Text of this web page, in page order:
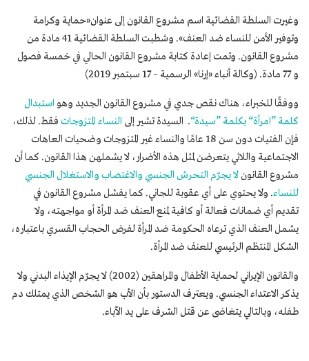
وغيرت السلطة القضائية اسم مشروع القانون إلى عنوان«حماية وكرامة
وتوفير الأمن للنساء ضد العنف». وشطبت السلطة القضائية 41 مادة من
مشروع القانون. وتمت إعادة كتابة مشروع القانون الحالي في خمسة فصول
و 77 مادة. (وكالة أنباء «إرنا» الرسمية – 17 سبتمبر 2019)
ووفقًا للخبراء، هناك نقص جدي في مشروع القانون الجديد وهواستبدال
كلمة ”امرأة“ بكلمة ”سيدة“. السيدة تشير إلىالنساء المتزوجاتفقط. لذلك،
فإن الفتيات دون سن 18 عامًا والنساء غير المتزوجات وضحيات العاهات
الاجتماعية واللائي يتعرضن لمثل هذه الأضرار، لا يشملهن هذا القانون. كما أن
مشروع القانونلا يجرّم التحرش الجنسي والاغتصاب والاستغلال الجنسي
للنساء. ولا يحتوي على أي عقوبة للجاني. كما يفشل مشروع القانون في
تقديم أي ضمانات فعالة أو كافية لمنع العنف ضد المرأة أو مواجهته، ولا
يشمل العنف الذي ترعاه الحكومة ضد المرأة لفرض الحجاب القسري باعتباره،
الشكل المنتظم الرئيسي للعنف ضد المرأة.
والقانون الإيراني لحماية الأطفال والمراهقين (2002) لا يجرّم الإيذاء البدني ولا
يذكر الاعتداء الجنسي. ويعترف الدستور بأن الأب هو الشخص الذي يمتلك دم
طفله، وبالتالي يتغاضى عن قتل الشرف على يد الآباء.